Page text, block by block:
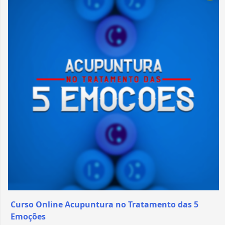
Curso Online Acupuntura no Tratamento das 5
Emoções